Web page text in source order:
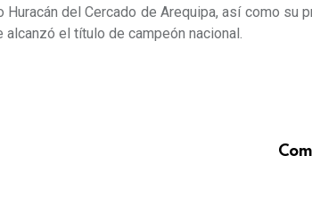
Huracán del Cercado de Arequipa, así como su
alcanzó el título de campeón nacional.